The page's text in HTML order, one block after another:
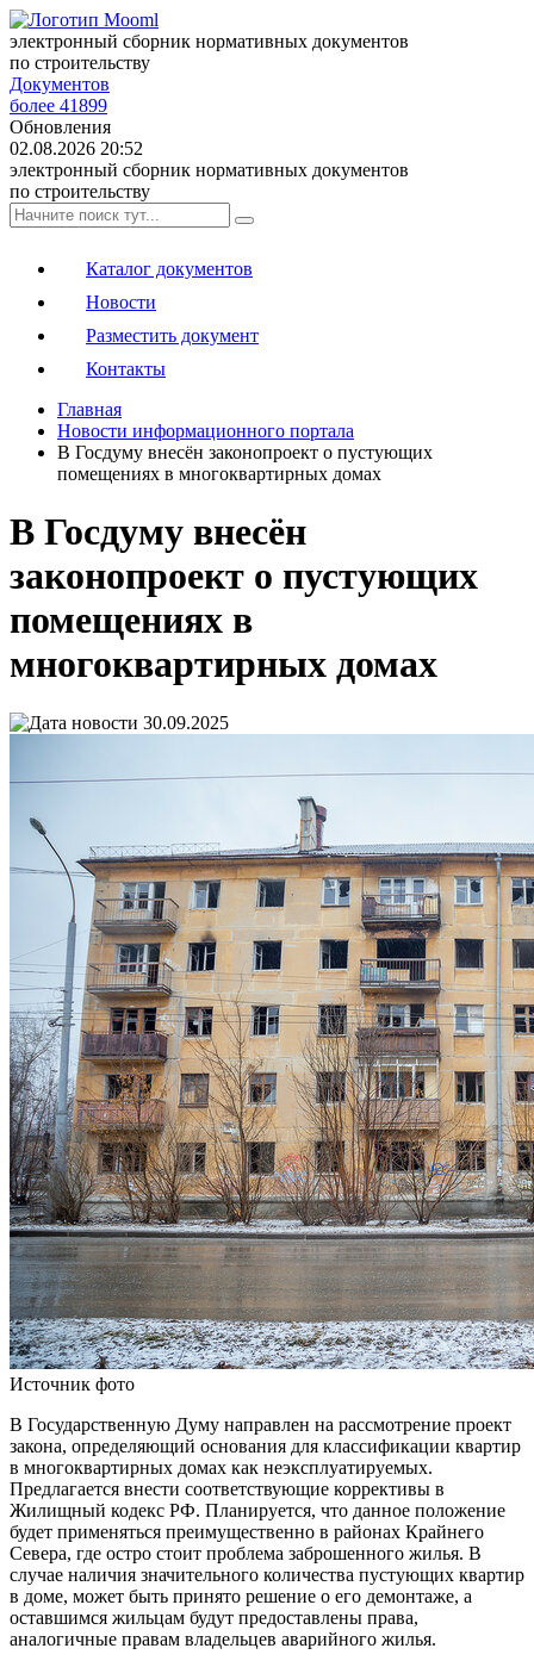
электронный сборник нормативных документов
по строительству
Документов
более 41899
Обновления
02.08.2026 20:52
электронный сборник нормативных документов
по строительству
Каталог документов
Новости
Разместить документ
Контакты
Главная
Новости информационного портала
В Госдуму внесён законопроект о пустующих
помещениях в многоквартирных домах
В Госдуму внесён
законопроект о пустующих
помещениях в
многоквартирных домах
30.09.2025
Источник фото
В Государственную Думу направлен на рассмотрение проект
закона, определяющий основания для классификации квартир
в многоквартирных домах как неэксплуатируемых.
Предлагается внести соответствующие коррективы в
Жилищный кодекс РФ. Планируется, что данное положение
будет применяться преимущественно в районах Крайнего
Севера, где остро стоит проблема заброшенного жилья. В
случае наличия значительного количества пустующих квартир
в доме, может быть принято решение о его демонтаже, а
оставшимся жильцам будут предоставлены права,
аналогичные правам владельцев аварийного жилья.